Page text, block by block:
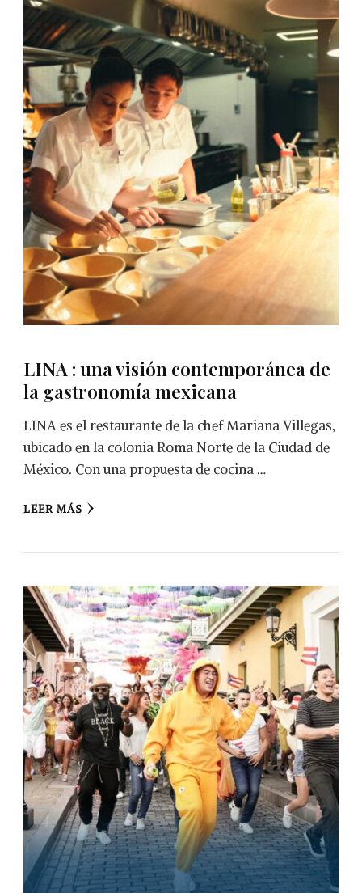
LINA : una visión contemporánea de
la gastronomía mexicana
LINA es el restaurante de la chef Mariana Villegas,
ubicado en la colonia Roma Norte de la Ciudad de
México. Con una propuesta de cocina …
LEER MÁS